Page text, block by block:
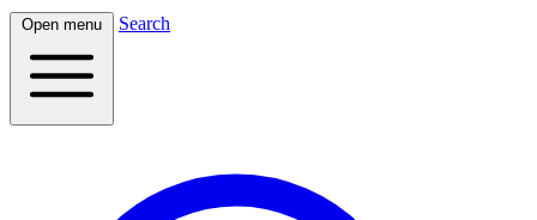
Open menu Search